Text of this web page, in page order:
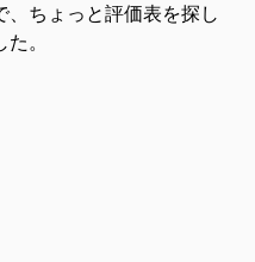
、ちょっと評価表を探し
。